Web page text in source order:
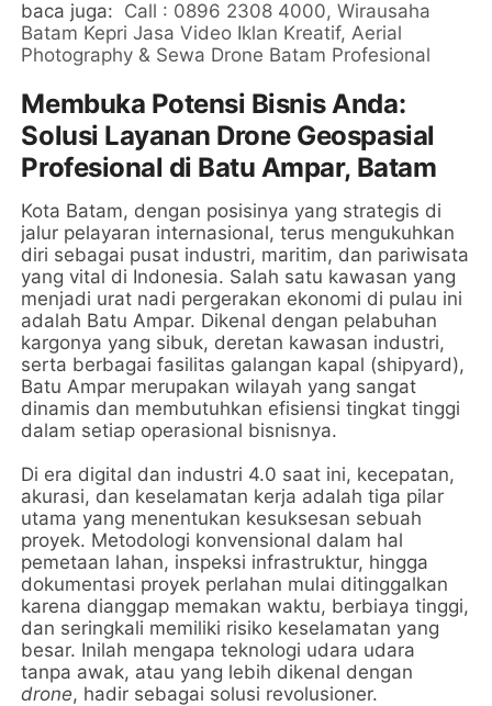
baca juga: Call : 0896 2308 4000, Wirausaha
Batam Kepri Jasa Video Iklan Kreatif, Aerial
Photography & Sewa Drone Batam Profesional
Membuka Potensi Bisnis Anda:
Solusi Layanan Drone Geospasial
Profesional di Batu Ampar, Batam
Kota Batam, dengan posisinya yang strategis di
jalur pelayaran internasional, terus mengukuhkan
diri sebagai pusat industri, maritim, dan pariwisata
yang vital di Indonesia. Salah satu kawasan yang
menjadi urat nadi pergerakan ekonomi di pulau ini
adalah Batu Ampar. Dikenal dengan pelabuhan
kargonya yang sibuk, deretan kawasan industri,
serta berbagai fasilitas galangan kapal (shipyard),
Batu Ampar merupakan wilayah yang sangat
dinamis dan membutuhkan efisiensi tingkat tinggi
dalam setiap operasional bisnisnya.
Di era digital dan industri 4.0 saat ini, kecepatan,
akurasi, dan keselamatan kerja adalah tiga pilar
utama yang menentukan kesuksesan sebuah
proyek. Metodologi konvensional dalam hal
pemetaan lahan, inspeksi infrastruktur, hingga
dokumentasi proyek perlahan mulai ditinggalkan
karena dianggap memakan waktu, berbiaya tinggi,
dan seringkali memiliki risiko keselamatan yang
besar. Inilah mengapa teknologi udara udara
tanpa awak, atau yang lebih dikenal dengan
drone, hadir sebagai solusi revolusioner.